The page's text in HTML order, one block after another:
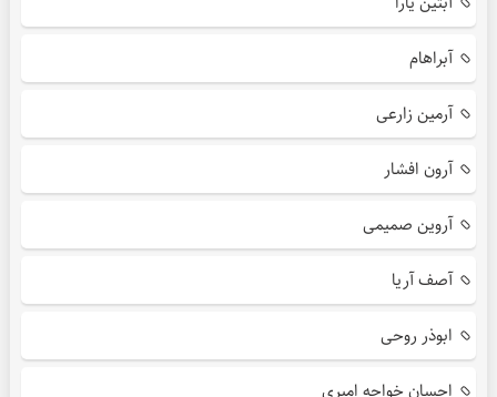
آبراهام
آرمین زارعی
آرون افشار
آروین صمیمی
آصف آریا
ابوذر روحی
احسان خواجه امیری